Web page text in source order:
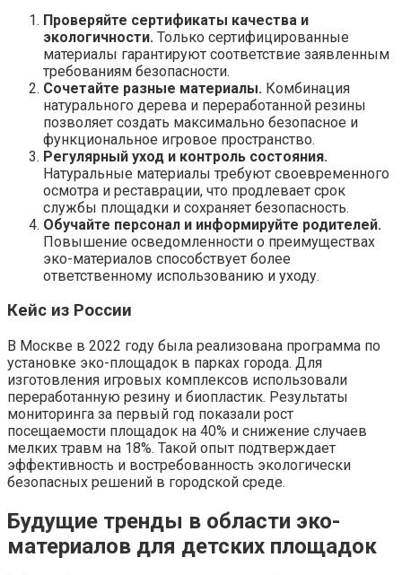
Проверяйте сертификаты качества и
экологичности. Только сертифицированные
материалы гарантируют соответствие заявленным
требованиям безопасности.
Сочетайте разные материалы. Комбинация
натурального дерева и переработанной резины
позволяет создать максимально безопасное и
функциональное игровое пространство.
Регулярный уход и контроль состояния.
Натуральные материалы требуют своевременного
осмотра и реставрации, что продлевает срок
службы площадки и сохраняет безопасность.
Обучайте персонал и информируйте родителей.
Повышение осведомленности о преимуществах
эко-материалов способствует более
ответственному использованию и уходу.
Кейс из России
В Москве в 2022 году была реализована программа по
установке эко-площадок в парках города. Для
изготовления игровых комплексов использовали
переработанную резину и биопластик. Результаты
мониторинга за первый год показали рост
посещаемости площадок на 40% и снижение случаев
мелких травм на 18%. Такой опыт подтверждает
эффективность и востребованность экологически
безопасных решений в городской среде.
Будущие тренды в области эко-
материалов для детских площадок